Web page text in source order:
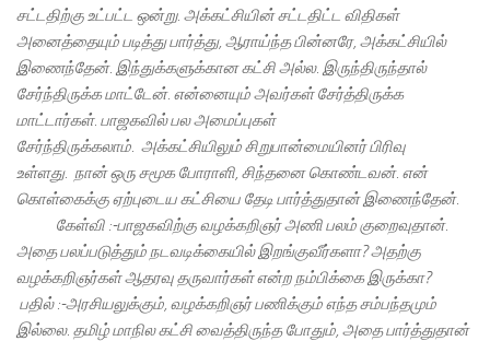
சட்டதிற்கு உட்பட்ட ஒன்று. அக்கட்சியின் சட்டதிட்ட விதிகள்
அனைத்தையும் படித்து பார்த்து, ஆராய்ந்த பின்னரே, அக்கட்சியில்
இணைந்தேன். இந்துக்களுக்கான கட்சி அல்ல. இருந்திருந்தால்
சேர்ந்திருக்க மாட்டேன். என்னையும் அவர்கள் சேர்த்திருக்க
மாட்டார்கள். பாஜகவில் பல அமைப்புகள்
சேர்ந்திருக்கலாம். அக்கட்சியிலும் சிறுபான்மையினர் பிரிவு
உள்ளது. நான் ஒரு சமூக போராளி, சிந்தனை கொண்டவன். என்
கொள்கைக்கு ஏற்புடைய கட்சியை தேடி பார்த்துதான் இணைந்தேன்.
கேள்வி :-பாஜகவிற்கு வழக்கறிஞர் அணி பலம் குறைவுதான்.
அதை பலப்படுத்தும் நடவடிக்கையில் இறங்குவீர்களா? அதற்கு
வழக்கறிஞர்கள் ஆதரவு தருவார்கள் என்ற நம்பிக்கை இருக்கா?
பதில் :-அரசியலுக்கும், வழக்கறிஞர் பணிக்கும் எந்த சம்பந்தமும்
இல்லை. தமிழ் மாநில கட்சி வைத்திருந்த போதும், அதை பார்த்துதான்